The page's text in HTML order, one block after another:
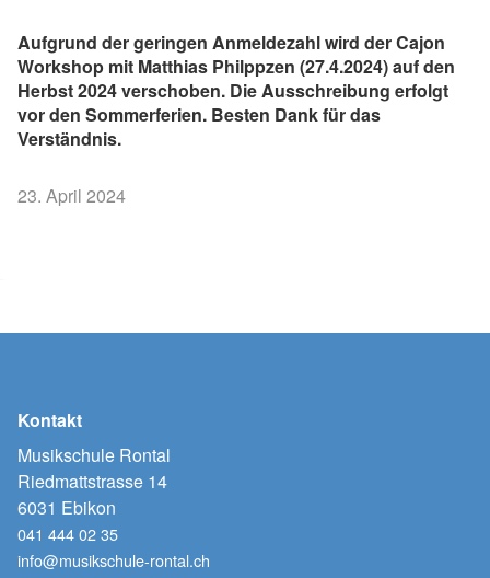
Aufgrund der geringen Anmeldezahl wird der Cajon
Workshop mit Matthias Philppzen (27.4.2024) auf den
Herbst 2024 verschoben. Die Ausschreibung erfolgt
vor den Sommerferien. Besten Dank für das
Verständnis.
23. April 2024
Kontakt
Musikschule Rontal
Riedmattstrasse 14
6031 Ebikon
041 444 02 35
info@musikschule-rontal.ch